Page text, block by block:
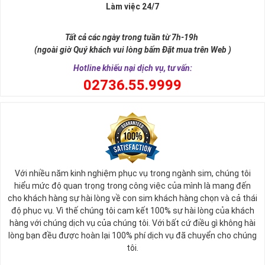
tài lộc, may mắn cho chủ sở hữu. Thật vậy, số 5 đứng giữa dãy số
tự nhiên, nó tượng trưng cho ngũ hành (Kim – Mộc – Thủy – Hỏa –
), đạo quân tử có (Nhân - Nghĩa - Lễ - Trí – Tín), trong cuộc sống
Phúc, Lộc, Thọ, Khang, Ninh). Đó là 5 yếu tố cho cuộc
sống sự hòa hợp, yên ổn, an lành. Cũng bởi vậy, các chuyên gia
được sự hòa hợp, thuận lợi, bình an trong cuộc sống, sự nghiệp để
nhanh chóng thành công, tiến tới những vị trí cao nhất.
Làm việc 24/7
Tất cả các ngày trong tuần từ 7h-19h
(ngoài giờ Quý khách vui lòng bấm Đặt mua trên Web )
Hotline khiếu nại dịch vụ, tư vấn:
02736.55.9999
Với nhiều năm kinh nghiệm phục vụ trong ngành sim, chúng tôi
hiểu mức độ quan trọng trong công việc của mình là mang đến
cho khách hàng sự hài lòng về con sim khách hàng chọn và cả thái
độ phục vụ. Vì thế chúng tôi cam kết 100% sự hài lòng của khách
hàng với chúng dịch vụ của chúng tôi. Với bất cứ điều gì không hài
lòng bạn đều được hoàn lại 100% phí dịch vụ đã chuyển cho chúng
tôi.